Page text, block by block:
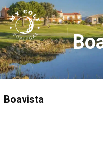
Boavista